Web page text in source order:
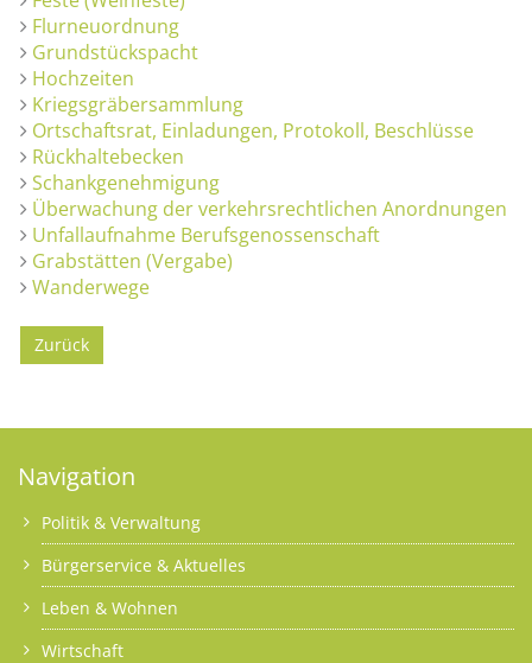
Flurneuordnung
Grundstückspacht
Hochzeiten
Kriegsgräbersammlung
Ortschaftsrat, Einladungen, Protokoll, Beschlüsse
Rückhaltebecken
Schankgenehmigung
Überwachung der verkehrsrechtlichen Anordnungen
Unfallaufnahme Berufsgenossenschaft
Grabstätten (Vergabe)
Wanderwege
Zurück
Navigation
Politik & Verwaltung
Bürgerservice & Aktuelles
Leben & Wohnen
Wirtschaft